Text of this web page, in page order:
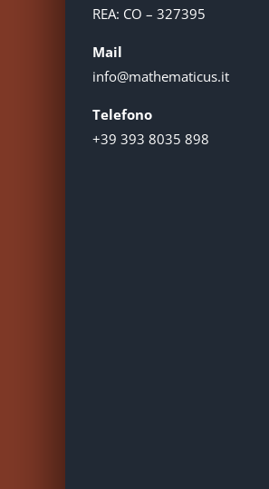
REA: CO – 327395
Mail
info@mathematicus.it
Telefono
+39 393 8035 898